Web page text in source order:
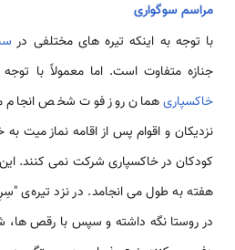
مراسم سوگواری
با توجه به اینکه تیره های مختلفی در
جنازه متفاوت است. اما معمولاً با توجه
خاکسپاریهمان روز فوت شخص انجام
نزدیکان و اقوام پس از اقامه نماز میت
کودکان در خاکسپاری شرکت نمی کنند.
هفته به طول می انجامد. در نزد تیره‌ی
در روستا نگه داشته و سپس با رقص ها،